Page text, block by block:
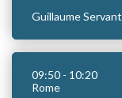
Guillaume Servant
09:50 - 10:20
Rome